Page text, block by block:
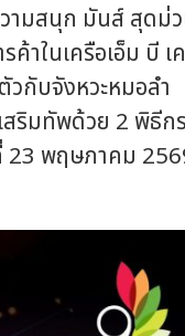
ามสนุก มันส์ สุดม่
าในเครือเอ็ม บี เค
กับจังหวะหมอลำ
สริมทัพด้วย 2 พิธีกร
23 พฤษภาคม